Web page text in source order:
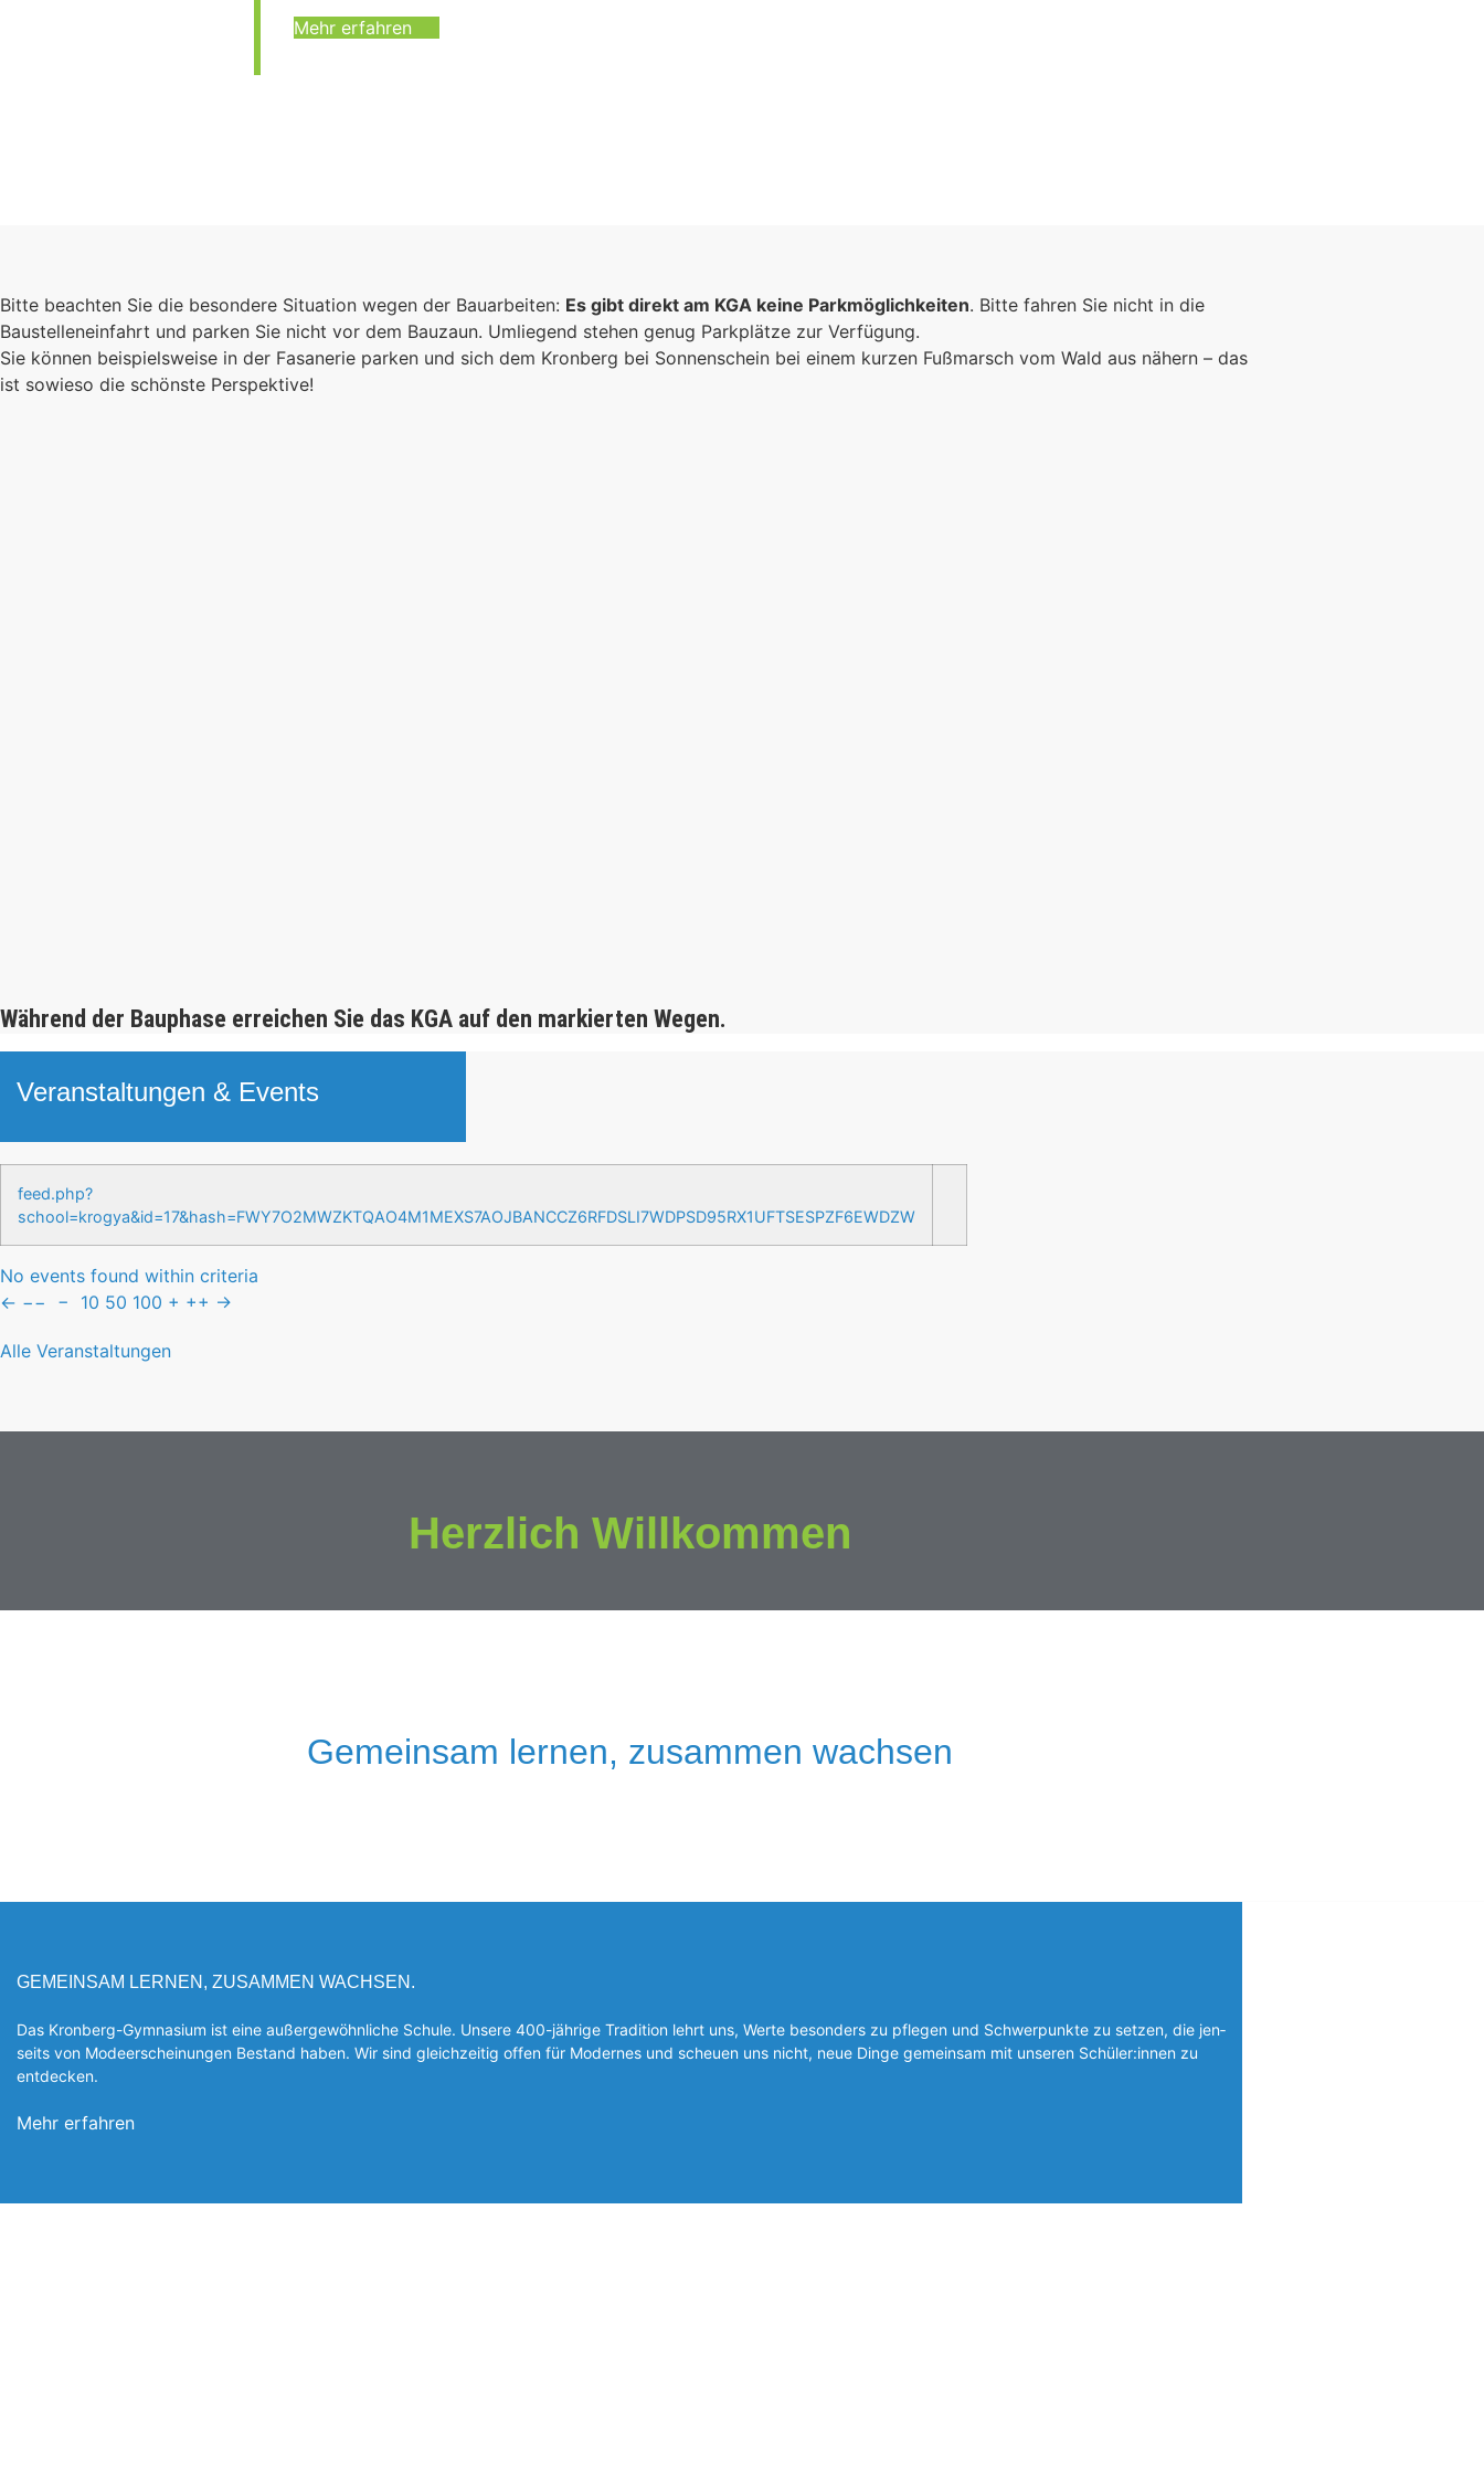
Mehr erfahren
Bitte beachten Sie die besondere Situation wegen der Bauarbeiten: Es gibt direkt am KGA keine Parkmöglichkeiten. Bitte fahren Sie nicht in die
Baustelleneinfahrt und parken Sie nicht vor dem Bauzaun. Umliegend stehen genug Parkplätze zur Verfügung.
Sie können beispielsweise in der Fasanerie parken und sich dem Kronberg bei Sonnenschein bei einem kurzen Fußmarsch vom Wald aus nähern – das
ist sowieso die schönste Perspektive!
Während der Bauphase erreichen Sie das KGA auf den markierten Wegen.
Veranstaltungen & Events
feed.php?
school=krogya&id=17&hash=FWY7O2MWZKTQAO4M1MEXS7AOJBANCCZ6RFDSLI7WDPSD95RX1UFTSESPZF6EWDZW
No events found within criteria
← −− − 10 50 100 + ++ →
Alle Veranstaltungen
Herzlich Willkommen
Gemeinsam lernen, zusammen wachsen
GEMEINSAM LERNEN, ZUSAMMEN WACHSEN.
Das Kronberg-Gymnasium ist eine außergewöhnliche Schule. Unsere 400-jährige Tradition lehrt uns, Werte besonders zu pflegen und Schwerpunkte zu setzen, die jen­
seits von Modeerscheinungen Be­stand haben. Wir sind gleichzeitig offen für Modernes und scheuen uns nicht, neue Dinge gemeinsam mit unseren Schüler:innen zu
entde­cken.
Mehr erfahren